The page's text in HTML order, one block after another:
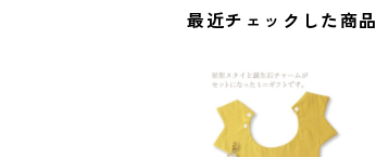
最近チェックした商品